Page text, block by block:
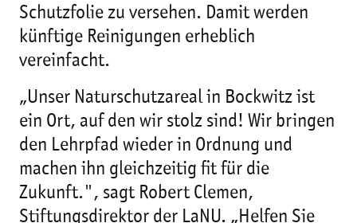
Schutzfolie zu versehen. Damit werden
künftige Reinigungen erheblich
vereinfacht.
„Unser Naturschutzareal in Bockwitz ist
ein Ort, auf den wir stolz sind! Wir bringen
den Lehrpfad wieder in Ordnung und
machen ihn gleichzeitig fit für die
Zukunft.", sagt Robert Clemen,
Stiftungsdirektor der LaNU. „Helfen Sie